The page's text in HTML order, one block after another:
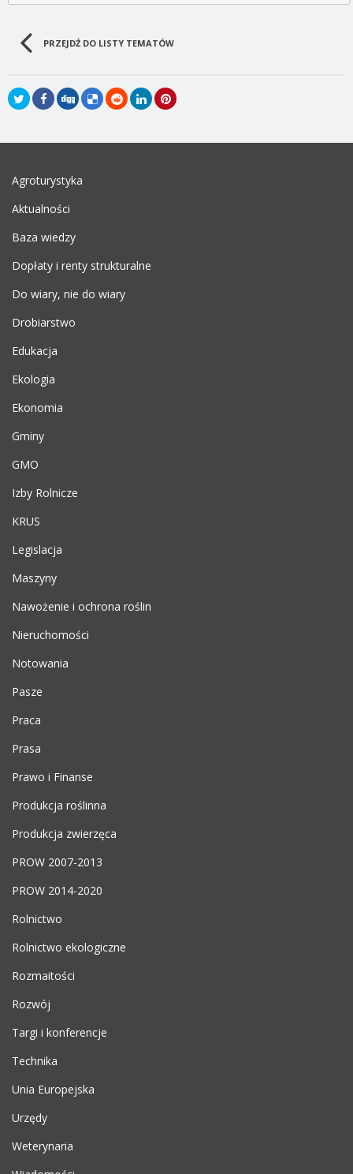
PRZEJDŹ DO LISTY TEMATÓW
Agroturystyka
Aktualności
Baza wiedzy
Dopłaty i renty strukturalne
Do wiary, nie do wiary
Drobiarstwo
Edukacja
Ekologia
Ekonomia
Gminy
GMO
Izby Rolnicze
KRUS
Legislacja
Maszyny
Nawożenie i ochrona roślin
Nieruchomości
Notowania
Pasze
Praca
Prasa
Prawo i Finanse
Produkcja roślinna
Produkcja zwierzęca
PROW 2007-2013
PROW 2014-2020
Rolnictwo
Rolnictwo ekologiczne
Rozmaitości
Rozwój
Targi i konferencje
Technika
Unia Europejska
Urzędy
Weterynaria